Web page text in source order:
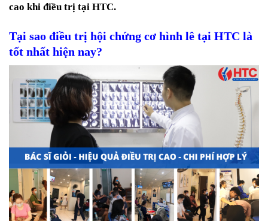
cao khi điều trị tại HTC.
Tại sao điều trị hội chứng cơ hình lê tại HTC là
tốt nhất hiện nay?